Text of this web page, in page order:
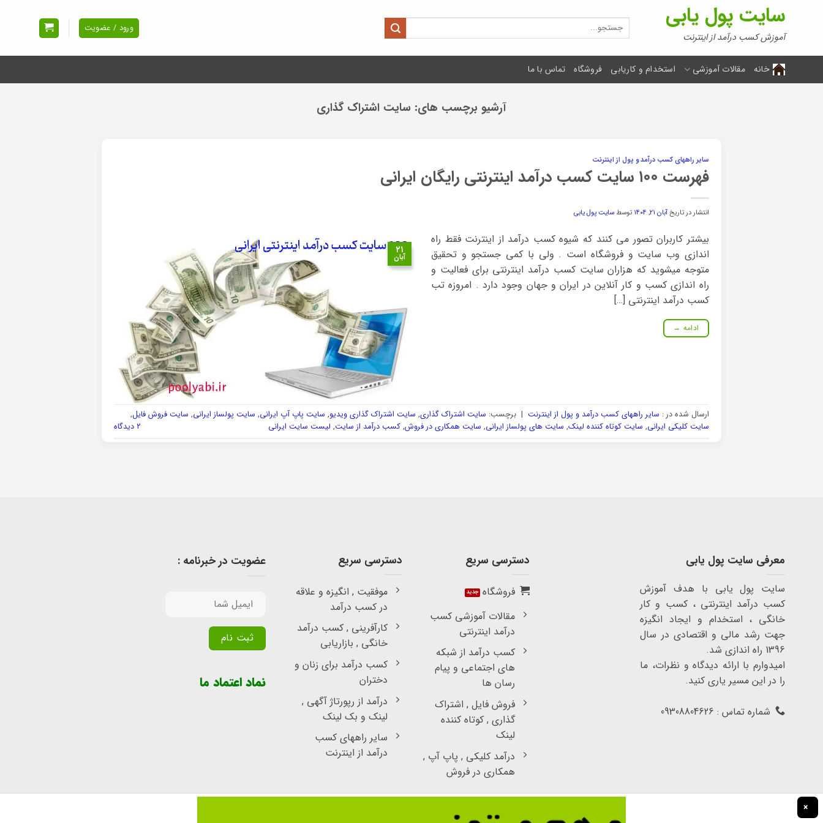
سایت پول یابی
آموزش کسب درآمد از اینترنت
جستجو
برای:
ورود / عضویت
خانه مقالات آموزشی استخدام و کاریابی فروشگاه تماس با ما
آرشیو برچسب های: سایت اشتراک گذاری
سایر راههای کسب درآمد و پول از اینترنت
فهرست ۱۰۰ سایت کسب درآمد اینترنتی رایگان ایرانی
انتشار در تاریخآبان ۲۱, ۱۴۰۴ توسطسایت پول یابی
۲۱
آبان
بیشتر کاربران تصور می کنند که شیوه کسب درآمد از اینترنت فقط راه
اندازی وب سایت و فروشگاه است . ولی با کمی جستجو و تحقیق
متوجه میشوید که هزاران سایت کسب درآمد اینترنتی برای فعالیت و
راه اندازی کسب و کار آنلاین در ایران و جهان وجود دارد . امروزه تب
کسب درآمد اینترنتی […]
ادامه →
ارسال شده در : سایر راههای کسب درآمد و پول از اینترنت | برچسب: سایت اشتراک گذاری, سایت اشتراک گذاری ویدیو, سایت پاپ آپ ایرانی, سایت پولساز ایرانی, سایت فروش فایل,
سایت کلیکی ایرانی, سایت کوتاه کننده لینک, سایت های پولساز ایرانی, سایت همکاری در فروش,کسب درآمد از سایت, لیست سایت ایرانی ۲ دیدگاه
معرفی سایت پول یابی
سایت پول یابی با هدف آموزش
کسب درآمد اینترنتی ، کسب و کار
خانگی ، استخدام و ایجاد انگیزه
جهت رشد مالی و اقتصادی در سال
1396 راه اندازی شد.
امیدوارم با ارائه دیدگاه و نظرات، ما
را در این مسیر یاری کنید.
شماره تماس : 09308804626
دسترسی سریع
فروشگاه
مقالات آموزشی کسب
درآمد اینترنتی
کسب درآمد از شبکه
های اجتماعی و پیام
رسان ها
فروش فایل , اشتراک
گذاری , کوتاه کننده
لینک
درآمد کلیکی , پاپ آپ ,
همکاری در فروش
دسترسی سریع
موفقیت , انگیزه و علاقه
در کسب درآمد
کارآفرینی , کسب درآمد
خانگی , بازاریابی
کسب درآمد برای زنان و
دختران
درآمد از رپورتاژ آگهی ,
لینک و بک لینک
سایر راههای کسب
درآمد از اینترنت
عضویت در خبرنامه :
نماد اعتماد ما
×